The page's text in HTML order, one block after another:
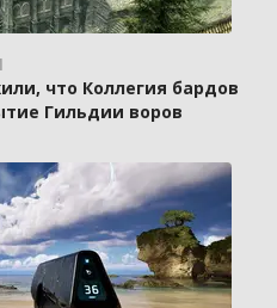
что Коллегия бардов
Гильдии воров